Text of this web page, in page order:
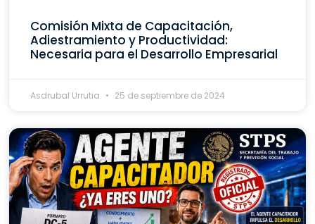
Comisión Mixta de Capacitación,
Adiestramiento y Productividad:
Necesaria para el Desarrollo Empresarial
Asdrubal Urrutia 25 de septiembre de 2024